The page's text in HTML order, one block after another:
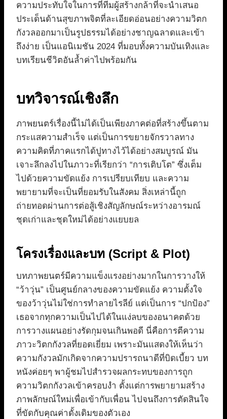
ความประทับใจในการที่ทีมผู้สร้างกล้าที่จะนำเสนอ
ประเด็นด้านสุขภาพจิตที่ละเอียดอ่อนอย่างความวิตก
กังวลออกมาเป็นรูปธรรมได้อย่างชาญฉลาดและเข้า
ถึงง่าย เป็นแอนิเมชัน 2024 ที่มอบทั้งความบันเทิงและ
บทเรียนชีวิตอันล้ำค่าไปพร้อมกัน
บทวิจารณ์เชิงลึก
ภาพยนตร์เรื่องนี้ไม่ได้เป็นเพียงภาคต่อที่สร้างขึ้นตาม
กระแสความสำเร็จ แต่เป็นการขยายจักรวาลทาง
ความคิดที่ภาคแรกได้ปูทางไว้ได้อย่างสมบูรณ์ มัน
เจาะลึกลงไปในภาวะที่เรียกว่า “การเติบโต” ซึ่งเต็ม
ไปด้วยความขัดแย้ง การเปรียบเทียบ และความ
พยายามที่จะเป็นที่ยอมรับในสังคม สิ่งเหล่านี้ถูก
ถ่ายทอดผ่านการต่อสู้เชิงสัญลักษณ์ระหว่างอารมณ์
ชุดเก่าและชุดใหม่ได้อย่างแยบยล
โครงเรื่องและบท (Script & Plot)
บทภาพยนตร์มีความแข็งแรงอย่างมากในการวางให้
“ว้าวุ่น” เป็นศูนย์กลางของความขัดแย้ง ความตั้งใจ
ของว้าวุ่นไม่ใช่การทำลายไรลีย์ แต่เป็นการ “ปกป้อง”
เธอจากทุกความเป็นไปได้ในแง่ลบของอนาคตด้วย
การวางแผนอย่างรัดกุมจนเกินพอดี นี่คือการตีความ
ภาวะวิตกกังวลที่ยอดเยี่ยม เพราะมันแสดงให้เห็นว่า
ความกังวลมักเกิดจากความปรารถนาดีที่บิดเบี้ยว บท
หนังค่อยๆ พาผู้ชมไปสำรวจผลกระทบของการถูก
ความวิตกกังวลเข้าครอบงำ ตั้งแต่การพยายามสร้าง
ภาพลักษณ์ใหม่เพื่อเข้ากับเพื่อน ไปจนถึงการตัดสินใจ
ที่ขัดกับคุณค่าดั้งเดิมของตัวเอง